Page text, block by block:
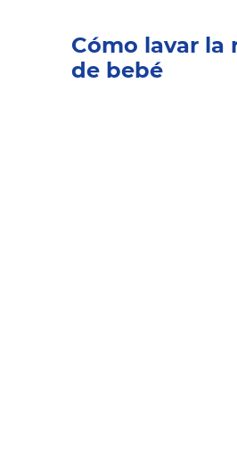
Cómo lavar la
de bebé